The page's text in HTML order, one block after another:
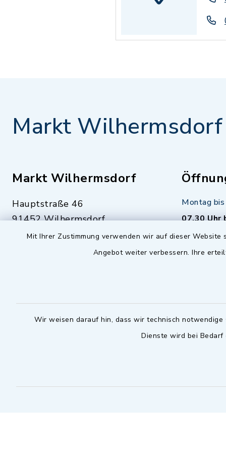
Mit Ihrer Zustimmung verwenden wir auf dieser
Angebot weiter verbessern. Ihre
Wir weisen darauf hin, dass wir technisch
Dienste wird bei
Markt Wilhermsdorf
Markt Wilhermsdorf
Hauptstraße 46
91452 Wilhermsdorf
09102 9958-0
09102 9958-111
Notfallnummer Bauhof
0151 57140232
Montag
07.30 Uhr
möglich -